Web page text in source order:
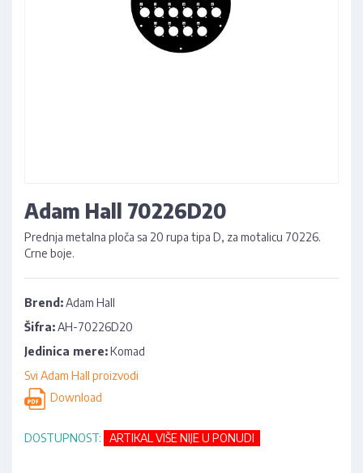
Adam Hall 70226D20
Prednja metalna ploča sa 20 rupa tipa D, za motalicu 70226.
Crne boje.
Brend:Adam Hall
Šifra:AH-70226D20
Jedinica mere:Komad
Svi Adam Hall proizvodi
Download
DOSTUPNOST: ARTIKAL VIŠE NIJE U PONUDI